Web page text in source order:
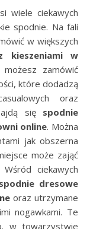
wiele ciekawych
spodnie. Na fali
w większych
kieszeniami w
zamówić
które dodadzą
oraz
się spodnie
online. Można
jak obszerna
może zająć
Wśród ciekawych
spodnie dresowe
oraz utrzymane
nogawkami. Te
w towarzystwie